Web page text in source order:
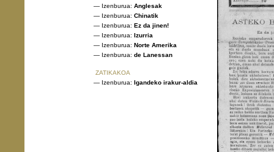
— Izenburua: Anglesak
— Izenburua: Chinatik
— Izenburua: Ez da jinen!
— Izenburua: Izurria
— Izenburua: Norte Amerika
— Izenburua: de Lanessan
ZATIKAKOA
— Izenburua: Igandeko irakur-aldia